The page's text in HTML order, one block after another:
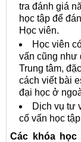
tra đánh giá
học tập để
Học viên.
Học viên
vấn cũng như
Trung tâm,
cách viết bài
đại học ở
Dịch vụ tư
cố vấn học
Các khóa học